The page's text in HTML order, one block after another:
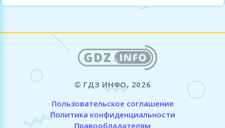
© ГДЗ ИНФО, 2026
Пользовательское соглашение
Политика конфиденциальности
Правообладателям